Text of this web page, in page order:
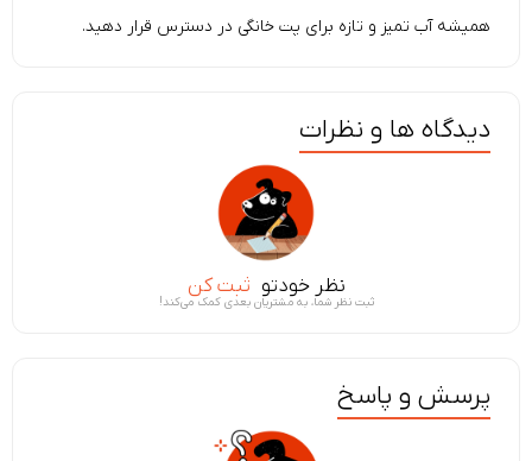
همیشه آب تمیز و تازه برای پت خانگی در دسترس قرار دهید.
دیدگاه ها و نظرات
نظر خودتو ثبت کن
ثبت نظر شما، به مشتریان بعدی کمک می‌کند!
پرسش و پاسخ